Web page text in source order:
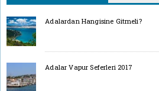
Adalardan Hangisine Gitmeli?
Adalar Vapur Seferleri 2017